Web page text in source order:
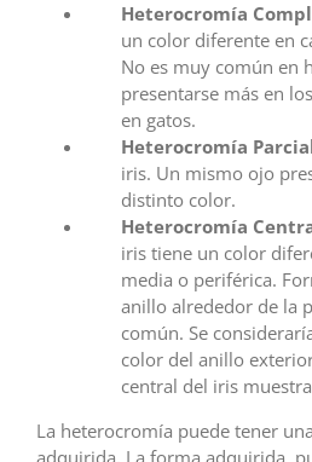
Heterocromía
un color diferente en
No es muy común en
presentarse más en
en gatos.
Heterocromía
iris. Un mismo ojo
distinto color.
Heterocromía
iris tiene un color
media o periférica.
anillo alrededor de la
común. Se
color del anillo
central del iris
La heterocromía puede tener